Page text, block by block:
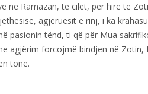
në Ramazan, të cilët, për hirë të
agjëruesit e rinj, i ka
pasionin tënd, ti që për Mua
agjërim forcojmë bindjen në Zotin,
tonë.